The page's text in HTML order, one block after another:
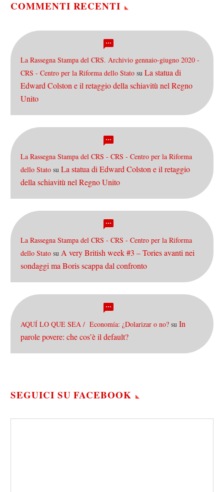
COMMENTI RECENTI
La Rassegna Stampa del CRS. Archivio gennaio-giugno 2020 -
CRS - Centro per la Riforma dello Stato su La statua di
Edward Colston e il retaggio della schiavitù nel Regno
Unito
La Rassegna Stampa del CRS - CRS - Centro per la Riforma
dello Stato su La statua di Edward Colston e il retaggio
della schiavitù nel Regno Unito
La Rassegna Stampa del CRS - CRS - Centro per la Riforma
dello Stato su A very British week #3 – Tories avanti nei
sondaggi ma Boris scappa dal confronto
AQUÍ LO QUE SEA / Economía: ¿Dolarizar o no? su In
parole povere: che cos’è il default?
SEGUICI SU FACEBOOK